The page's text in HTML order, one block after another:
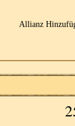
Allianz